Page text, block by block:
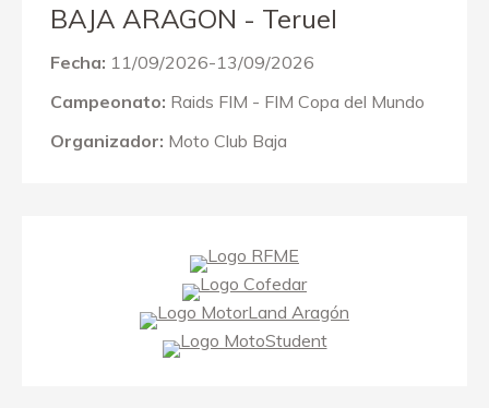
BAJA ARAGON - Teruel
Fecha: 11/09/2026-13/09/2026
Campeonato: Raids FIM - FIM Copa del Mundo
Organizador: Moto Club Baja